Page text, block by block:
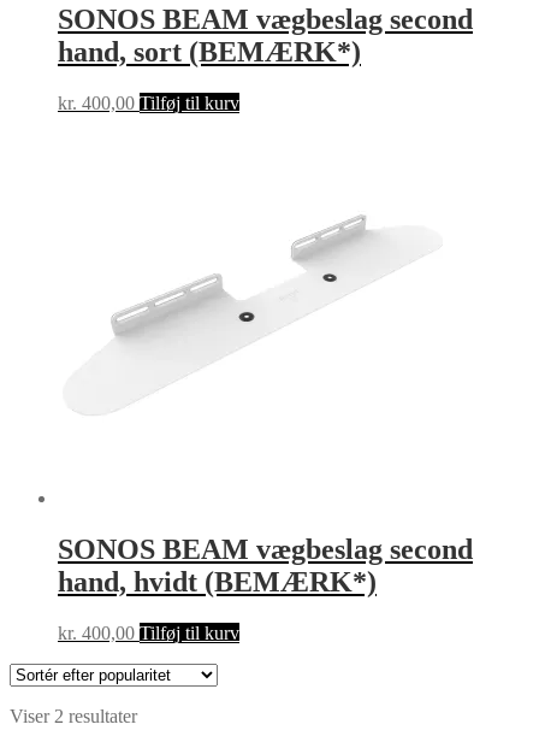
SONOS BEAM vægbeslag second
hand, sort (BEMÆRK*)
kr. 400,00 Tilføj til kurv
SONOS BEAM vægbeslag second
hand, hvidt (BEMÆRK*)
kr. 400,00 Tilføj til kurv
Viser 2 resultaterSorteret